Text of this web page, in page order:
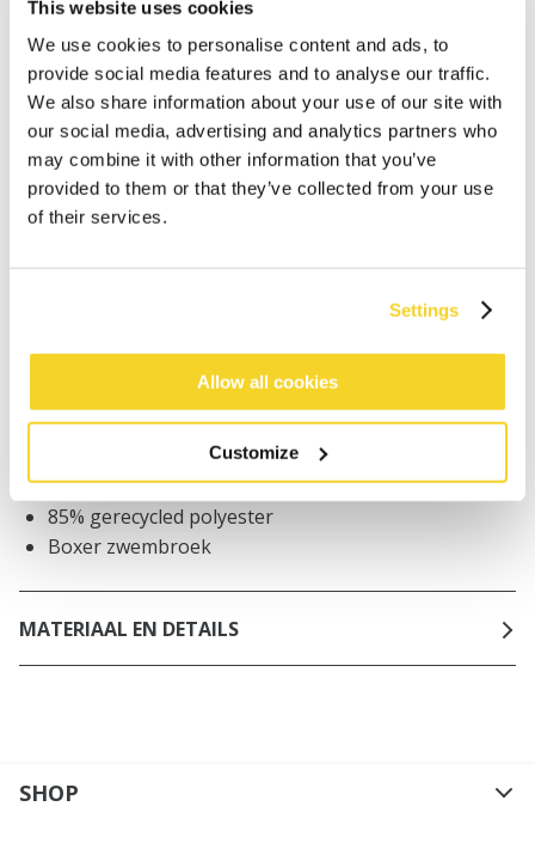
This website uses cookies
We use cookies to personalise content and ads, to
provide social media features and to analyse our traffic.
We also share information about your use of our site with
our social media, advertising and analytics partners who
may combine it with other information that you’ve
provided to them or that they’ve collected from your use
of their services.
Settings
Allow all cookies
Customize
KLEURblack
IN WINKELWAGEN
Bestellingen die op werkdagen vóór 12:00 uur
Strakke herenzwembroek
85% gerecycled polyester
Boxer zwembroek
MATERIAAL EN DETAILS
SHOP